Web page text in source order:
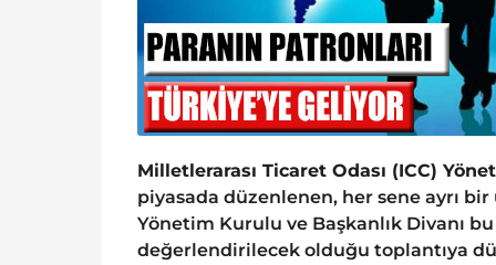
Milletlerarası Ticaret Odası (ICC)
piyasada düzenlenen, her sene ayrı
Yönetim Kurulu ve Başkanlık Divanı
değerlendirilecek olduğu toplantıya